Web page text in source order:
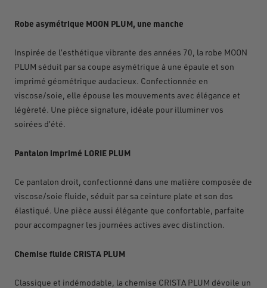
Robe asymétrique MOON PLUM, une manche
Inspirée de l’esthétique vibrante des années 70, la robe MOON
PLUM séduit par sa coupe asymétrique à une épaule et son
imprimé géométrique audacieux. Confectionnée en
viscose/soie, elle épouse les mouvements avec élégance et
légèreté. Une pièce signature, idéale pour illuminer vos
soirées d’été.
Pantalon imprimé LORIE PLUM
Ce pantalon droit, confectionné dans une matière composée de
viscose/soie fluide, séduit par sa ceinture plate et son dos
élastiqué. Une pièce aussi élégante que confortable, parfaite
pour accompagner les journées actives avec distinction.
Chemise fluide CRISTA PLUM
Classique et indémodable, la chemise CRISTA PLUM dévoile un